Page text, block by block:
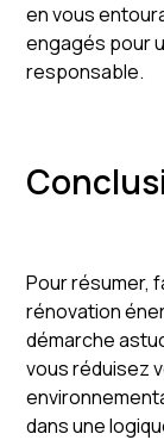
en vous
engagés pour
responsable.
Pour résumer,
rénovation
démarche
vous réduisez
dans une